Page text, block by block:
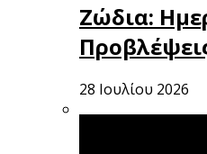
Ζώδια:
28 Ιουλίου 2026